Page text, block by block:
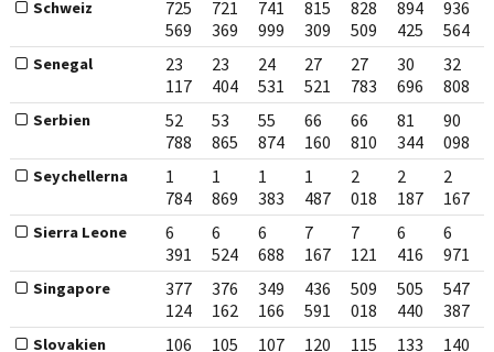
Schweiz
725
569
721
369
741
999
815
309
828
509
894
425
936
564
Senegal
23
117
23
404
24
531
27
521
27
783
30
696
32
808
Serbien
52
788
53
865
55
874
66
160
66
810
81
344
90
098
Seychellerna
1
784
1
869
1
383
1
487
2
018
2
187
2
167
Sierra Leone
6
391
6
524
6
688
7
167
7
121
6
416
6
971
Singapore
377
124
376
162
349
166
436
591
509
018
505
440
547
387
Slovakien 106 105 107 120 115 133 140